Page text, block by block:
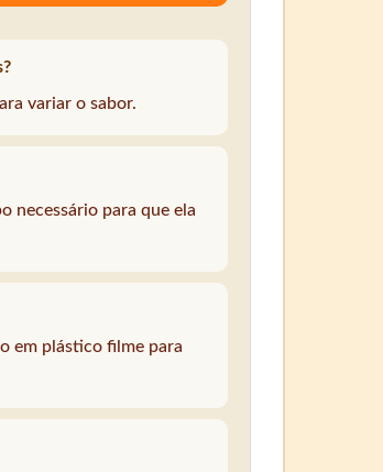
variar o sabor.
necessário para que ela
em plástico filme para